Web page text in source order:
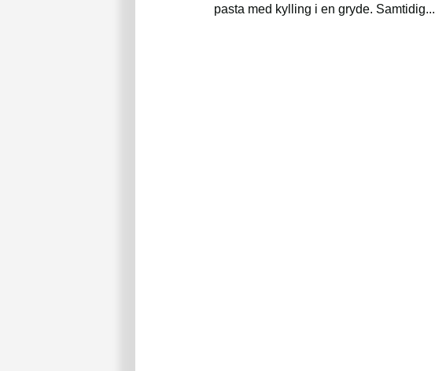
pasta med kylling i en gryde. Samtidig...